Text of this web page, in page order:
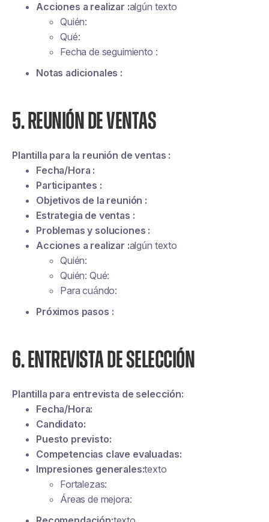
Acciones a realizar :algún texto
Quién:
Qué:
Fecha de seguimiento :
Notas adicionales :
5. REUNIÓN DE VENTAS
Plantilla para la reunión de ventas :
Fecha/Hora :
Participantes :
Objetivos de la reunión :
Estrategia de ventas :
Problemas y soluciones :
Acciones a realizar :algún texto
Quién:
Quién: Qué:
Para cuándo:
Próximos pasos :
6. ENTREVISTA DE SELECCIÓN
Plantilla para entrevista de selección:
Fecha/Hora:
Candidato:
Puesto previsto:
Competencias clave evaluadas:
Impresiones generales:texto
Fortalezas:
Áreas de mejora: